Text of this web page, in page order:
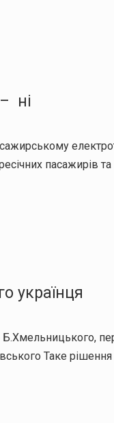
ні
пасажирів
українця
Таке рішення